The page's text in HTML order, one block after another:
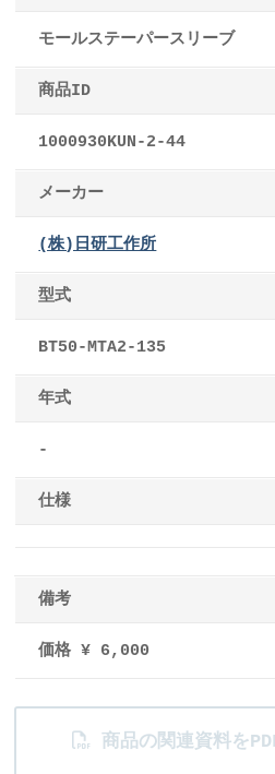
モールステーパースリーブ
商品ID
1000930KUN-2-44
メーカー
(株)日研工作所
型式
BT50-MTA2-135
年式
-
仕様
備考
価格 ¥ 6,000
商品の関連資料を